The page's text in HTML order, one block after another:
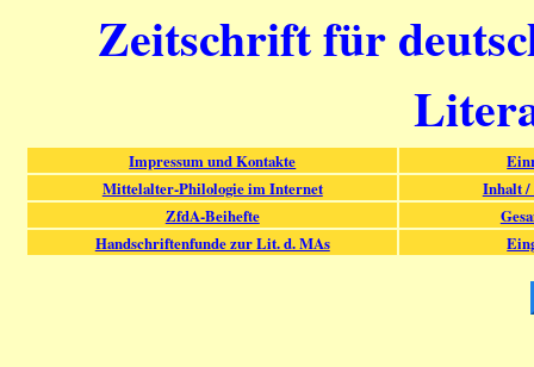
Zeitschrift für
Impressum und Kontakte
Mittelalter-Philologie im Internet
Inhalt /
ZfdA-Beihefte
Handschriftenfunde zur Lit. d. MAs